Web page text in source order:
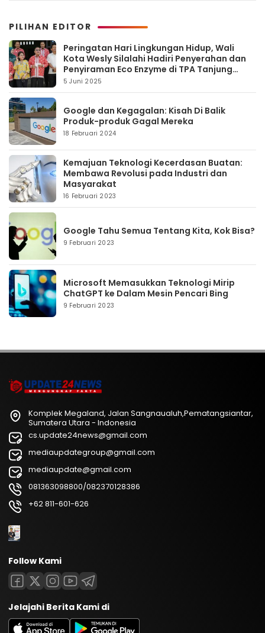
PILIHAN EDITOR
Peringatan Hari Lingkungan Hidup, Wali
Kota Wesly Silalahi Hadiri Penyerahan dan
Penyiraman Eco Enzyme di TPA Tanjung
Pinggir
5 Juni 2025
Google dan Kegagalan: Kisah Di Balik
Produk-produk Gagal Mereka
18 Februari 2024
Kemajuan Teknologi Kecerdasan Buatan:
Membawa Revolusi pada Industri dan
Masyarakat
16 Februari 2023
Google Tahu Semua Tentang Kita, Kok Bisa?
9 Februari 2023
Microsoft Memasukkan Teknologi Mirip
ChatGPT ke Dalam Mesin Pencari Bing
9 Februari 2023
Komplek Megaland, Jalan Sangnaualuh,Pematangsiantar,
Sumatera Utara - Indonesia
cs.update24news@gmail.com
mediaupdategroup@gmail.com
mediaupdate@gmail.com
081363098800/082370128386
+62 811-601-626
Follow Kami
Jelajahi Berita Kami di